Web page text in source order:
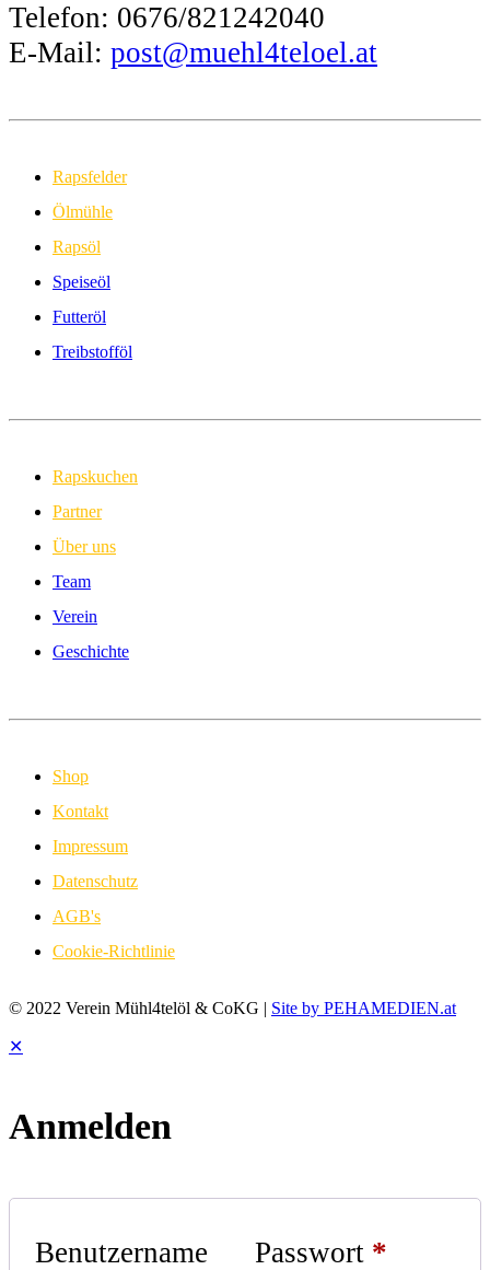
Telefon: 0676/821242040
E-Mail: post@muehl4teloel.at
Rapsfelder
Ölmühle
Rapsöl
Speiseöl
Futteröl
Treibstofföl
Rapskuchen
Partner
Über uns
Team
Verein
Geschichte
Shop
Kontakt
Impressum
Datenschutz
AGB's
Cookie-Richtlinie
© 2022 Verein Mühl4telöl & CoKG | Site by PEHAMEDIEN.at
✕
Anmelden
Benutzername
Passwort *